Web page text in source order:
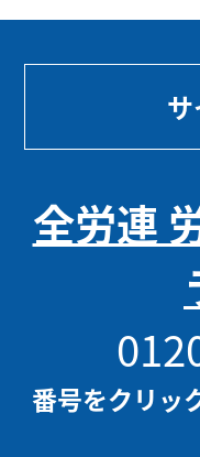
全労連
番号をクリッ